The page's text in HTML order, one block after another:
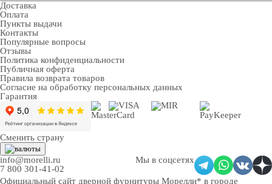
Доставка
Оплата
Пункты выдачи
Контакты
Популярные вопросы
Отзывы
Политика конфиденциальности
Публичная оферта
Правила возврата товаров
Согласие на обработку персональных данных
Гарантия
Сменить страну
info@morelli.ru
7 800 301-41-02
Мы в соцсетях
Официальный сайт дверной фурнитуры Морелли* в городе